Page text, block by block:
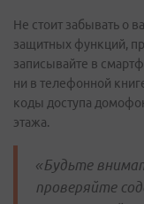
Не стоит забывать о
защитных функций,
записывайте в
ни в телефонной
коды доступа
этажа.
«Будьте
проверяйте